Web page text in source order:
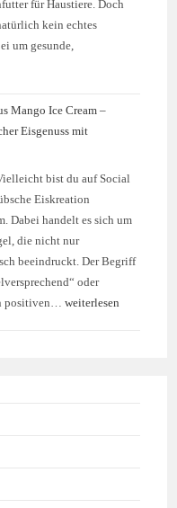
für Haustiere. Doch
kein echtes
um gesunde,
Mango Ice Cream –
Eisgenuss mit
bist du auf Social
Eiskreation
Dabei handelt es sich um
die nicht nur
beeindruckt. Der Begriff
oder
positiven…weiterlesen